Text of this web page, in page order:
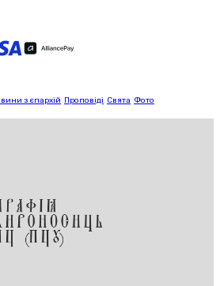
з єпархій Проповіді Свята Фото